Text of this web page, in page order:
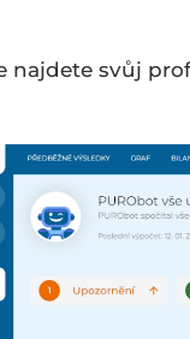
najdete svůj